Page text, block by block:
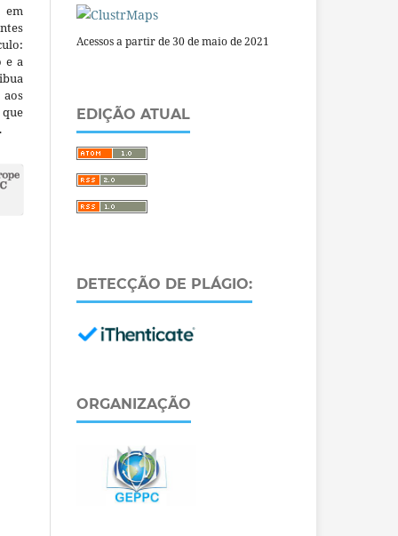
em
e a
Acessos a partir de 30 de maio de 2021
EDIÇÃO ATUAL
DETECÇÃO DE PLÁGIO:
ORGANIZAÇÃO